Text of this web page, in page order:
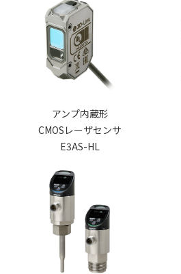
アンプ内蔵形
CMOSレーザセンサ
E3AS-HL